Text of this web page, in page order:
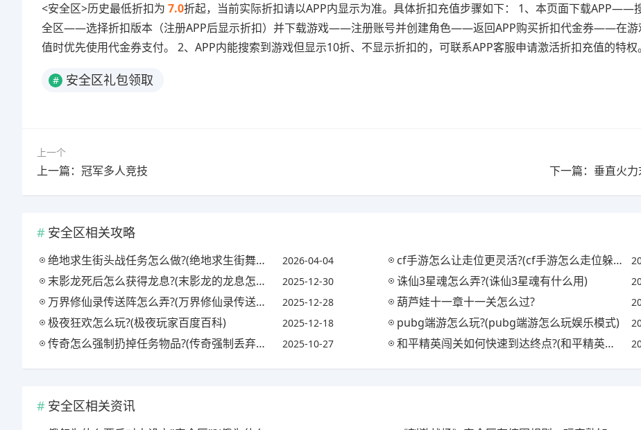
<安全区>历史最低折扣为 7.0折起，当前实际折扣请以APP内显示为准。具体折扣充值步骤如下： 1、本页面下载APP——
全区——选择折扣版本（注册APP后显示折扣）并下载游戏——注册账号并创建角色——返回APP购买折扣代金券——在游
值时优先使用代金券支付。 2、APP内能搜索到游戏但显示10折、不显示折扣的，可联系APP客服申请激活折扣充值的特权。
# 安全区礼包领取
上一个
上一篇：冠军多人竞技 下一篇：垂直火
安全区相关攻略
绝地求生街头战任务怎么做?(绝地求生街舞教学动作教学视频) 2026-04-04 cf手游怎么让走位更灵活?(cf手游怎么走位躲技能)
末影龙死后怎么获得龙息?(末影龙的龙息怎么收集) 2025-12-30 诛仙3星魂怎么弄?(诛仙3星魂有什么用)
万界修仙录传送阵怎么弄?(万界修仙录传送阵怎么弄出来) 2025-12-28 葫芦娃十一章十一关怎么过?
极夜狂欢怎么玩?(极夜玩家百度百科) 2025-12-18 pubg端游怎么玩?(pubg端游怎么玩娱乐模式)
传奇怎么强制扔掉任务物品?(传奇强制丢弃物品) 2025-10-27 和平精英闯关如何快速到达终点?(和平精英怎么闯关)
安全区相关资讯